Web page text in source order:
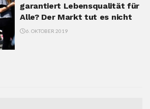
garantiert Lebensqualität für
Alle? Der Markt tut es nicht
6. OKTOBER 2019